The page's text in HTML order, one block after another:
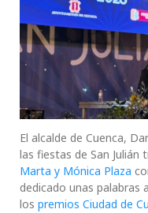
El alcalde de Cuenca,
las fiestas de San Julián t
Marta y Mónica Plaza
dedicado unas palabras
los premios Ciudad de